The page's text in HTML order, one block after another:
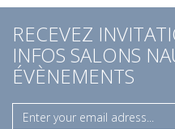
RECEVEZ
INFOS SALONS
ÉVÈNEMENTS